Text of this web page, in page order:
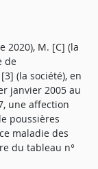
2020), M. [C] (la
de
(la société), en
janvier 2005 au
une affection
poussières
maladie des
du tableau n°